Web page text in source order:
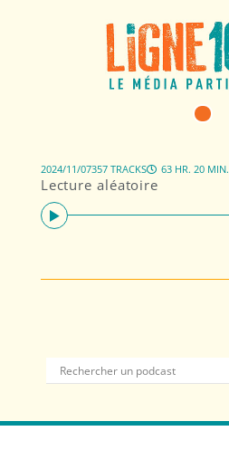
Lecture aléatoire
2024/11/07357 TRACKS 63 HR. 20 MIN.